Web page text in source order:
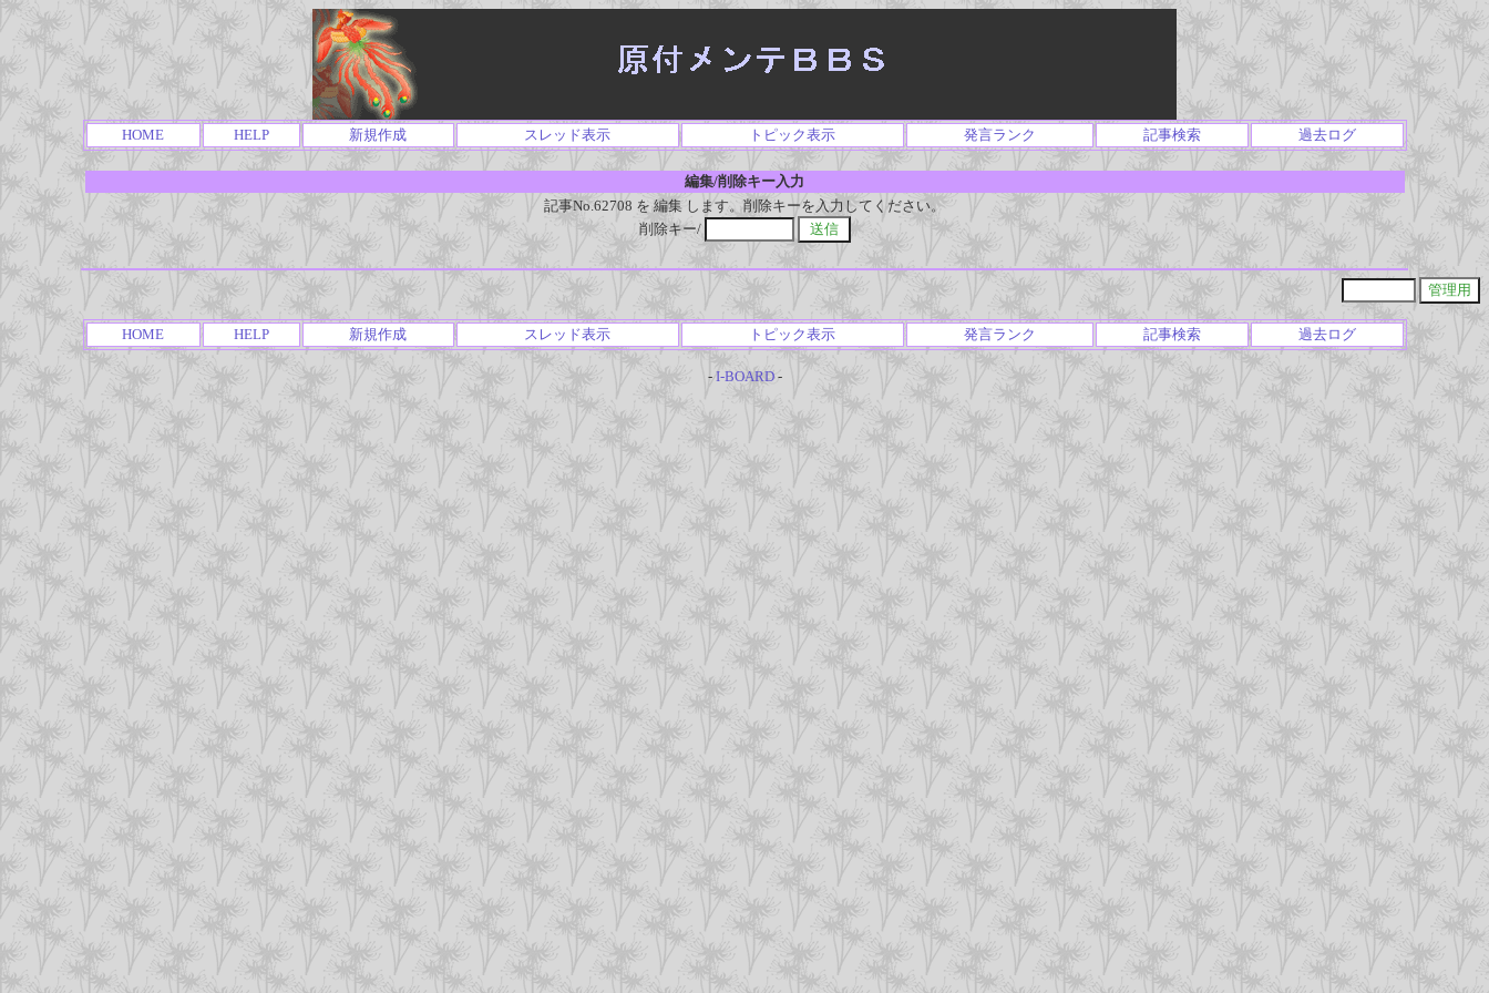
HOME HELP 新規作成 スレッド表示 トピック表示 発言ランク 記事検索 過去ログ
編集/削除キー入力
記事No.62708 を 編集 します。削除キーを入力してください。
削除キー/
HOME HELP 新規作成 スレッド表示 トピック表示 発言ランク 記事検索 過去ログ
- I-BOARD-